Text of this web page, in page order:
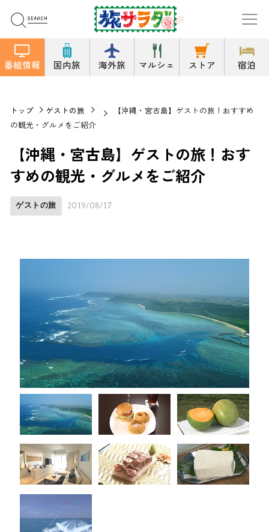
番組情報 国内旅 海外旅 マルシェ ストア 宿泊
トップ ゲストの旅
【沖縄・宮古島】ゲストの旅！おすすめ
の観光・グルメをご紹介
【沖縄・宮古島】ゲストの旅！おす
すめの観光・グルメをご紹介
ゲストの旅 2019/08/17